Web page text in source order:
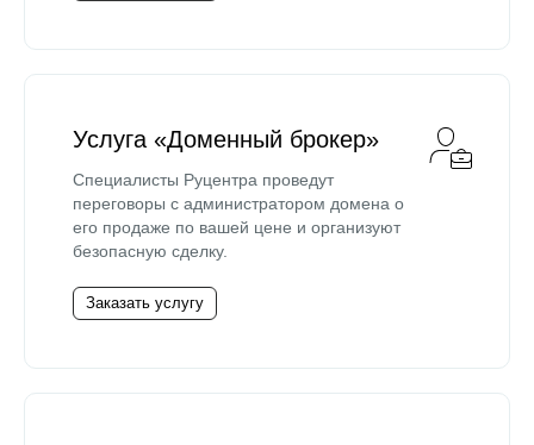
Услуга «Доменный брокер»
Специалисты Руцентра проведут
переговоры с администратором домена о
его продаже по вашей цене и организуют
безопасную сделку.
Заказать услугу